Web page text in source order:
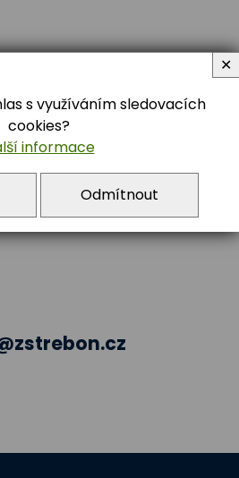
392
s využíváním sledovacích
cookies?
informace
Odmítnout
✕